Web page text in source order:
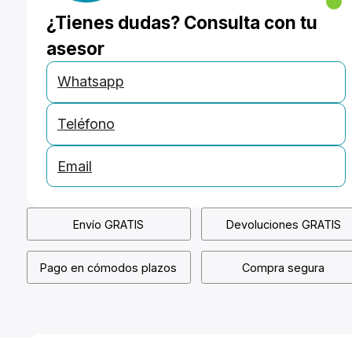
¿Tienes dudas? Consulta con tu
asesor
Whatsapp
Teléfono
Email
Envío GRATIS Devoluciones GRATIS
Pago en cómodos plazos Compra segura